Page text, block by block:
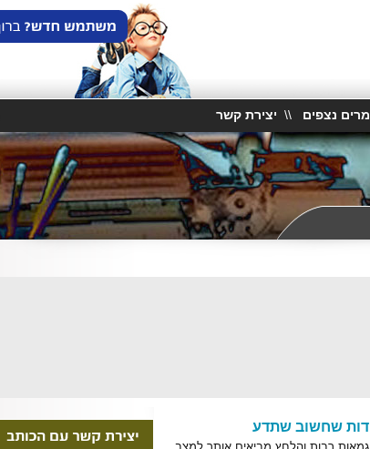
נצפים \\ יצירת קשר
שחשוב שתדע